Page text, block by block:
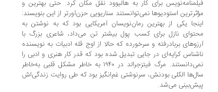
برای کار به هالیوود نقل مکان کرد. حتی بهترین و
استودیوها نمی‌توانستند سناریویی حزن‌آورتر از این بنویسند:
یکی از بهترین رمان‌نویسان آمریکایی بود که به نوشتن به
نازل برای کسب پول بیشتر تن می‌داد، شاعری بزرگ با
بربادرفته و سرخورده که حالا از اوج قله ادبیات به نویسنده
کرایه‌ای در جایی تبدیل شده بود که قدر کار هنری و ادبی را
نمی‌دانستند. مرگ فیتزجرالد در ۱۹۴۰ به خاطر مشکل قلبی به‌خاطر
الکلی بودنش، سرنوشتی غم‌انگیز بود که طی روایت زندگی‌اش
می‌شد.